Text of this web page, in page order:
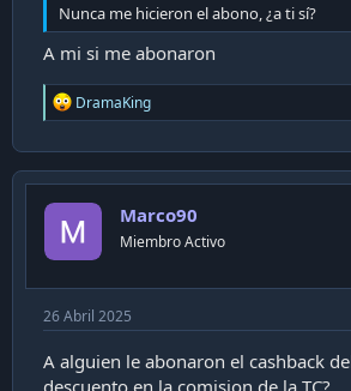
Nunca me hicieron el abono, ¿a ti sí?
A mi si me abonaron
R
e
c
t
n
DramaKing
Marco90
Miembro Activo
26 Abril 2025
A alguien le abonaron el cashback
descuento en la comision de la TC?